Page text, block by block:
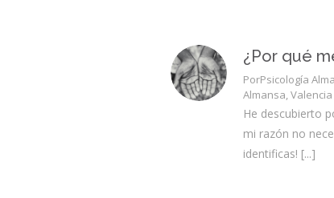
¿Por qué
PorPsicología
Almansa,Valencia
He descubierto
mi razón no
identificas! [...]